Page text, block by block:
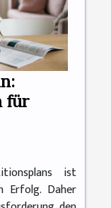
für
ist
Erfolg. Daher